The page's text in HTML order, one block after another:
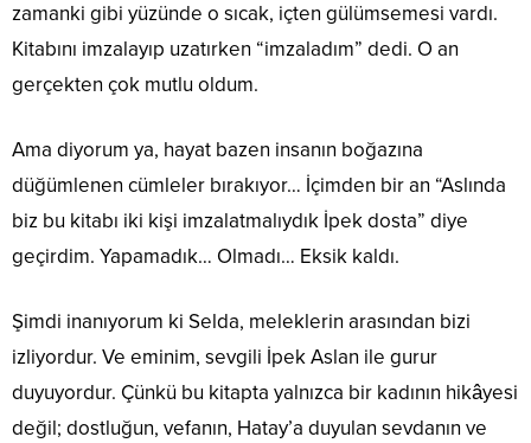
zamanki gibi yüzünde o sıcak, içten gülümsemesi vardı.
Kitabını imzalayıp uzatırken “imzaladım” dedi. O an
gerçekten çok mutlu oldum.
Ama diyorum ya, hayat bazen insanın boğazına
düğümlenen cümleler bırakıyor… İçimden bir an “Aslında
biz bu kitabı iki kişi imzalatmalıydık İpek dosta” diye
geçirdim. Yapamadık… Olmadı… Eksik kaldı.
Şimdi inanıyorum ki Selda, meleklerin arasından bizi
izliyordur. Ve eminim, sevgili İpek Aslan ile gurur
duyuyordur. Çünkü bu kitapta yalnızca bir kadının hikâyesi
değil; dostluğun, vefanın, Hatay’a duyulan sevdanın ve